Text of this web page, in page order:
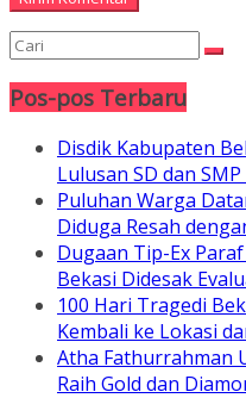
Pos-pos Terbaru
Disdik Kabupaten
Lulusan SD dan
Puluhan Warga
Diduga Resah
Dugaan Tip-Ex
Bekasi Didesak
100 Hari Tragedi
Kembali ke Lokasi
Atha Fathurrahman
Raih Gold dan